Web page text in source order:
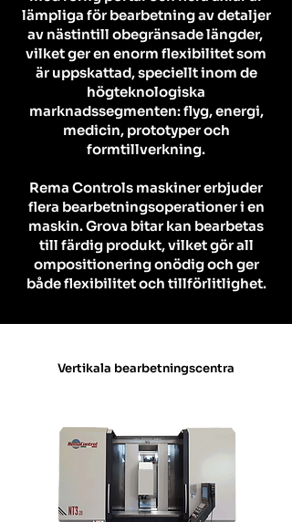
lämpliga för bearbetning av detaljer
av nästintill obegränsade längder,
vilket ger en enorm flexibilitet som
är uppskattad, speciellt inom de
högteknologiska
marknadssegmenten: flyg, energi,
medicin, prototyper och
formtillverkning.
Rema Controls maskiner erbjuder
flera bearbetningsoperationer i en
maskin. Grova bitar kan bearbetas
till färdig produkt, vilket gör all
ompositionering onödig och ger
både flexibilitet och tillförlitlighet.
Vertikala bearbetningscentra